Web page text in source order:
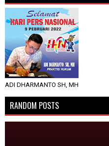
ADI DHARMANTO SH, MH
RANDOM POSTS